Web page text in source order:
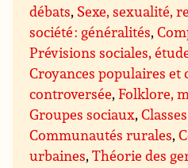
débats, Sexe, sexualité,
société : généralités,
Prévisions sociales,
Croyances populaires et
controversée,Folklore,
Groupes sociaux,
Communautés rurales,
urbaines,Théorie des